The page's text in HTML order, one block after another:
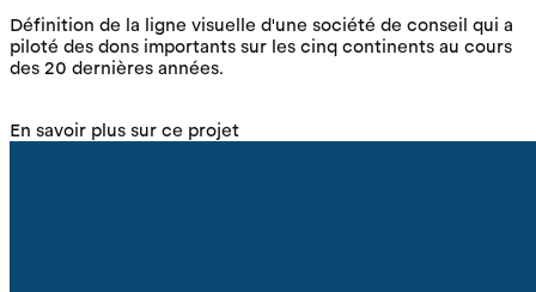
Définition de la ligne visuelle d'une société de conseil qui a
piloté des dons importants sur les cinq continents au cours
des 20 dernières années.
En savoir plus sur ce projet